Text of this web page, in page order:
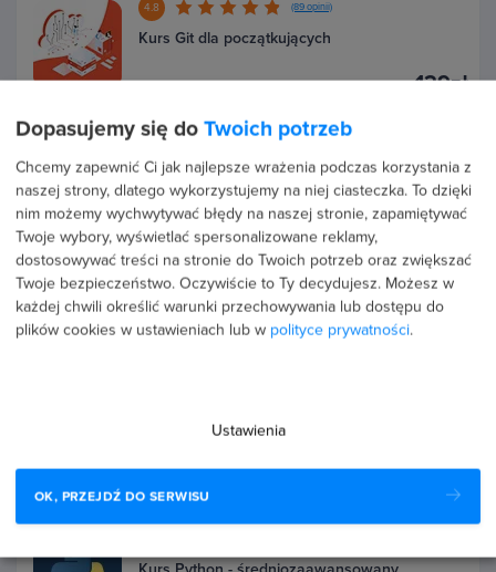
4.8 (89 opinii)
Kurs Git dla początkujących
129zł
4.8 (67 opinii)
Kurs Microsoft Azure od podstaw
Poziom:Podstawowy 149zł
(52 opinii)
Kurs PostgreSQL - administracja bazami
danych
Kurs Python - zaawansowany
149zł
Dopasujemy się do Twoich potrzeb
Chcemy zapewnić Ci jak najlepsze wrażenia podczas korzystania z
naszej strony, dlatego wykorzystujemy na niej ciasteczka. To dzięki
nim możemy wychwytywać błędy na naszej stronie, zapamiętywać
Twoje wybory, wyświetlać spersonalizowane reklamy,
dostosowywać treści na stronie do Twoich potrzeb oraz zwiększać
Twoje bezpieczeństwo. Oczywiście to Ty decydujesz. Możesz w
każdej chwili określić warunki przechowywania lub dostępu do
plików cookies w ustawieniach lub w polityce prywatności.
Ustawienia
OK, PRZEJDŹ DO SERWISU